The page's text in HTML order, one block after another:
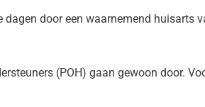
door een waarnemend huisarts
(POH) gaan gewoon door.